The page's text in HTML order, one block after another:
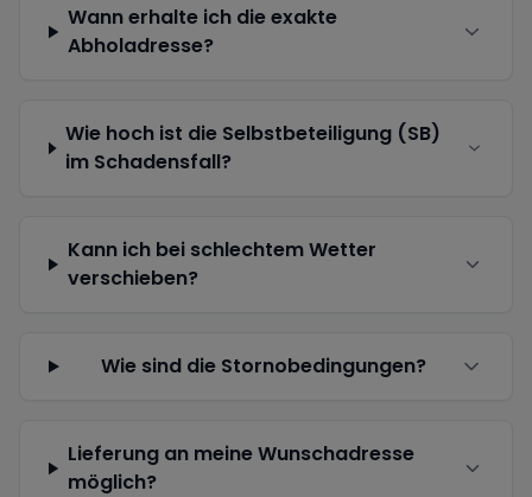
Wann erhalte ich die exakte
Abholadresse?
Wie hoch ist die Selbstbeteiligung (SB)
im Schadensfall?
Kann ich bei schlechtem Wetter
verschieben?
Wie sind die Stornobedingungen?
Lieferung an meine Wunschadresse
möglich?